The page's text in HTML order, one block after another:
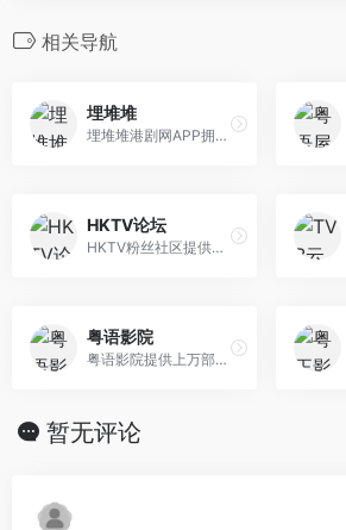
相关导航
埋堆堆
埋堆堆港剧网APP拥有海量全网正版独播的TVB云播剧集、最新粤语直播频道及TVB粉丝汇聚的埋堆社区，粤语电视剧、电影在线观看视频，丰富的港剧排行榜、 经典港剧推荐，为用户提供丰富的影视文娱内容，让用户粤享精彩娱乐时光
HKTV论坛
HKTV粉丝社区提供最新HKTV电视剧下载、HKTV综艺节目下载、HKTV最新消息和HKTV艺人最新动态,倾力打造全球最大HKTV粉丝社区。HKTVFANS
粤语影院
粤语影院提供上万部最全最快的港片,港剧,日剧,韩剧,泰剧,美剧等剧集全集在线点播,每天实时更新剧集的追剧神器网站。
暂无评论